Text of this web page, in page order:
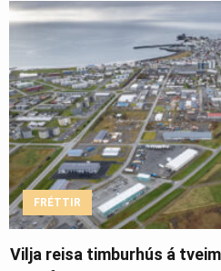
FRÉTTIR
Vilja reisa timburhús á